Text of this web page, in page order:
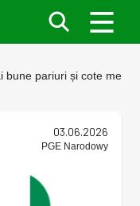
bune pariuri și cote
03.06.2026
PGE Narodowy